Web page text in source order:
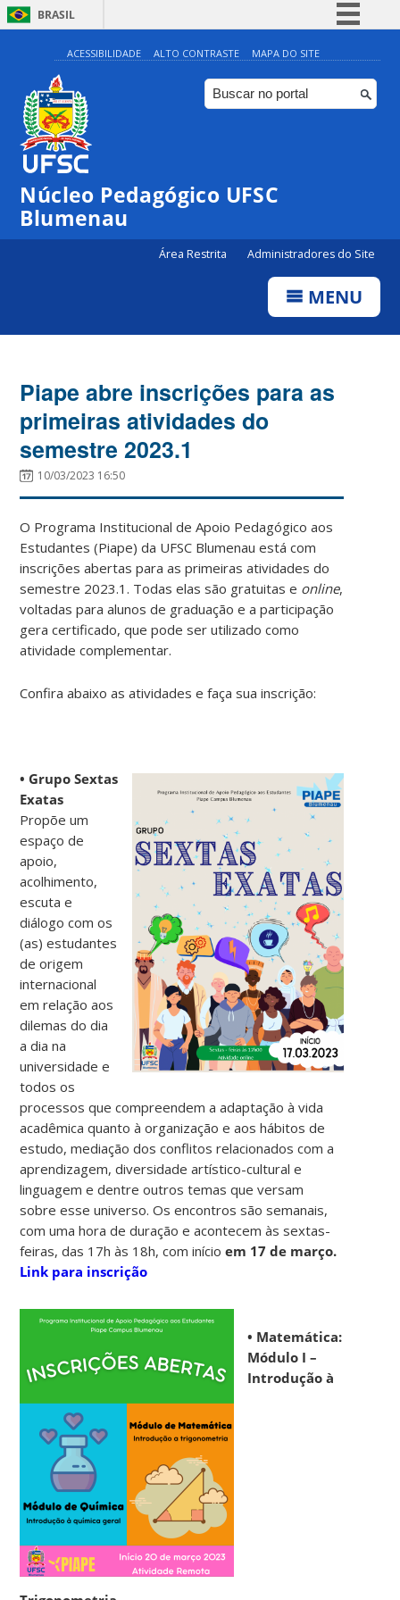
BRASIL
Simplifique!
Comunica BR
Participe
Canais
ACESSIBILIDADE ALTO CONTRASTE MAPA DO SITE
Núcleo Pedagógico UFSC
Blumenau
Área Restrita Administradores do Site
MENU
Piape abre inscrições para as
primeiras atividades do
semestre 2023.1
10/03/2023 16:50
O Programa Institucional de Apoio Pedagógico aos
Estudantes (Piape) da UFSC Blumenau está com
inscrições abertas para as primeiras atividades do
semestre 2023.1. Todas elas são gratuitas e online,
voltadas para alunos de graduação e a participação
gera certificado, que pode ser utilizado como
atividade complementar.
Confira abaixo as atividades e faça sua inscrição:
• Grupo Sextas
Exatas
Propõe um
espaço de
apoio,
acolhimento,
escuta e
diálogo com os
(as) estudantes
de origem
internacional
em relação aos
dilemas do dia
a dia na
universidade e
todos os
processos que compreendem a adaptação à vida
acadêmica quanto à organização e aos hábitos de
estudo, mediação dos conflitos relacionados com a
aprendizagem, diversidade artístico-cultural e
linguagem e dentre outros temas que versam
sobre esse universo. Os encontros são semanais,
com uma hora de duração e acontecem às sextas-
feiras, das 17h às 18h, com inícioem 17 de março.
Link para inscrição
• Matemática:
Módulo I –
Introdução à